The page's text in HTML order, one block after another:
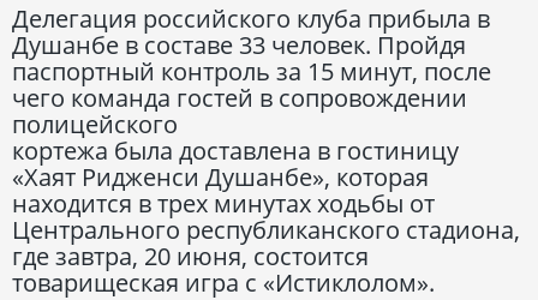
Делегация российского клуба прибыла в
Душанбе в составе 33 человек. Пройдя
паспортный контроль за 15 минут, после
чего команда гостей в сопровождении
полицейского
кортежа была доставлена в гостиницу
«Хаят Ридженси Душанбе», которая
находится в трех минутах ходьбы от
Центрального республиканского стадиона,
где завтра, 20 июня, состоится
товарищеская игра с «Истиклолом».